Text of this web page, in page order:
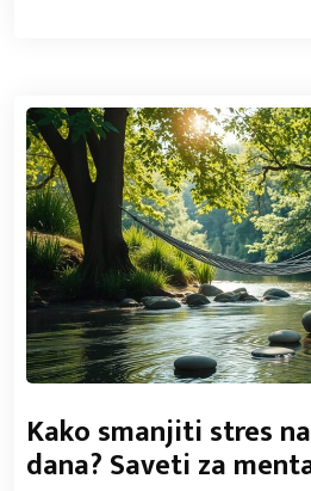
Kako smanjiti stres
dana? Saveti za